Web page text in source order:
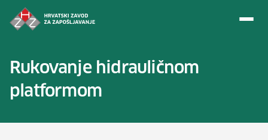
Rukovanje hidrauličnom
platformom